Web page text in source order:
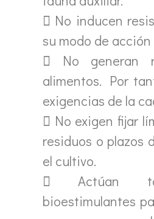
 No inducen
su modo de
 No generan
alimentos. Por
exigencias de la
 No exigen fijar
residuos o plazos
el cultivo.
 Actúan
bioestimulantes